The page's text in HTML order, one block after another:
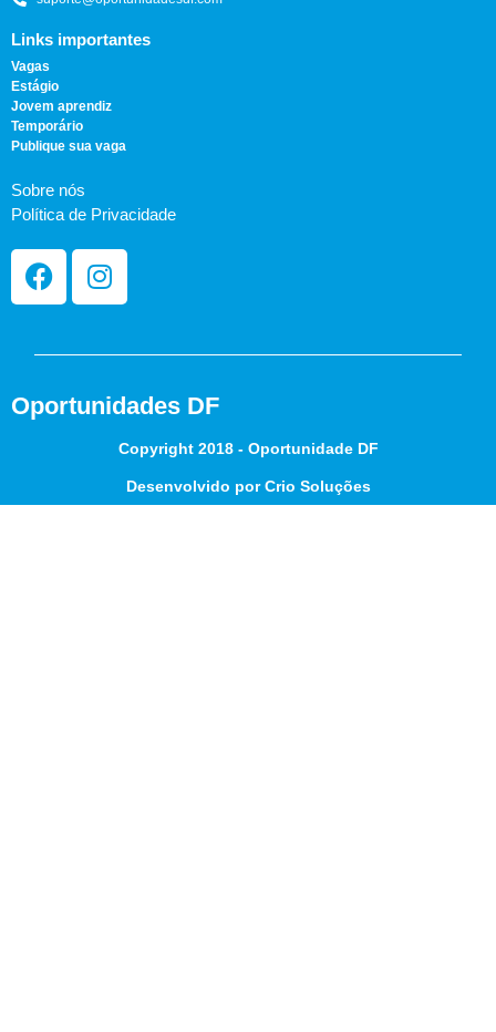
Links importantes
Vagas
Estágio
Jovem aprendiz
Temporário
Publique sua vaga
Sobre nós
Política de Privacidade
Oportunidades DF
Copyright 2018 - Oportunidade DF
Desenvolvido por Crio Soluções